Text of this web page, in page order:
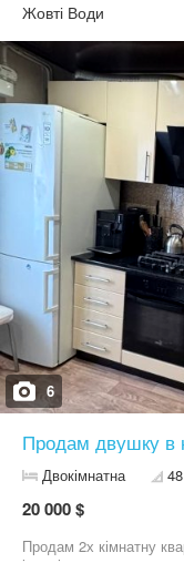
Жовті Води
6
Продам двушку в
Двокімнатна
20 000 $
Продам 2х кімнатну